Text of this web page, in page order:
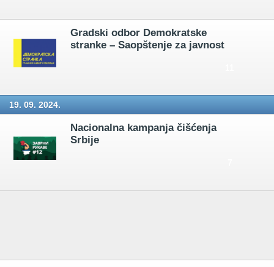
Gradski odbor Demokratske
stranke – Saopštenje za javnost
19. 09. 2024.
Nacionalna kampanja čišćenja
Srbije